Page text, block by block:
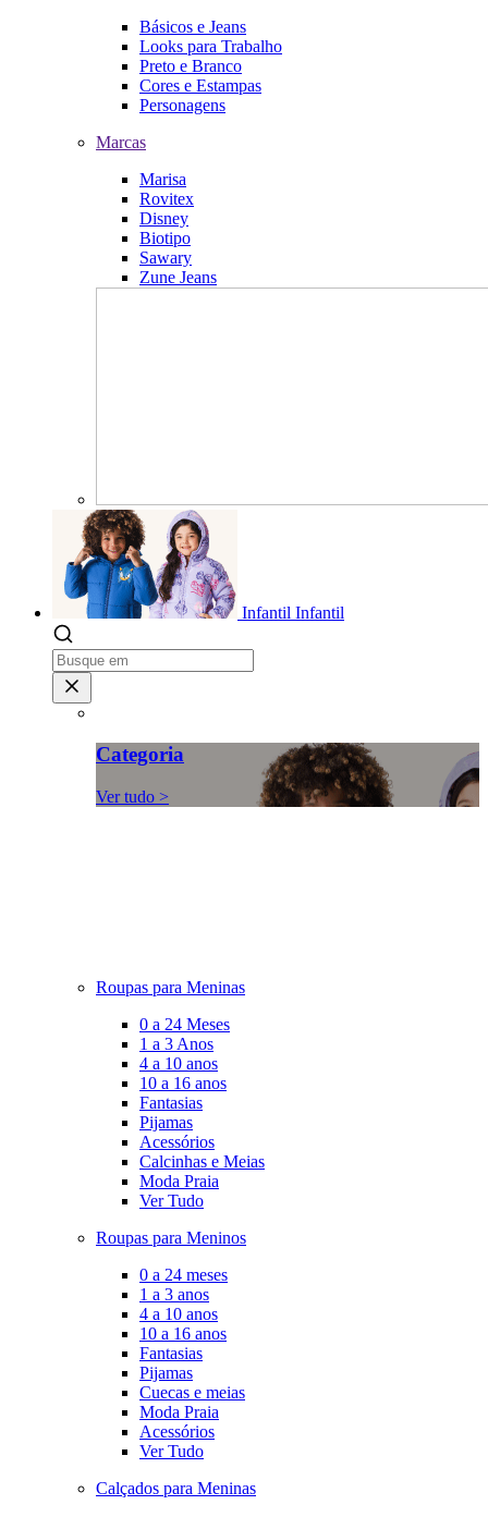
Básicos e Jeans
Looks para Trabalho
Preto e Branco
Cores e Estampas
Personagens
Marcas
Marisa
Rovitex
Disney
Biotipo
Sawary
Zune Jeans
Infantil Infantil
Categoria
Ver tudo >
Roupas para Meninas
0 a 24 Meses
1 a 3 Anos
4 a 10 anos
10 a 16 anos
Fantasias
Pijamas
Acessórios
Calcinhas e Meias
Moda Praia
Ver Tudo
Roupas para Meninos
0 a 24 meses
1 a 3 anos
4 a 10 anos
10 a 16 anos
Fantasias
Pijamas
Cuecas e meias
Moda Praia
Acessórios
Ver Tudo
Calçados para Meninas